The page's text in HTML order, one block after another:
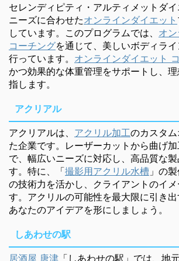
セレンディピティ・アルティメットダ
ニーズに合わせたオンラインダイエット
しています。このプログラムでは、 オ
コーチングを通じて、美しいボディラ
行っています。 オンラインダイエット
かつ効果的な体重管理をサポートし、
指します。
アクリアル
アクリアルは、 アクリル加工のカスタ
た企業です。レーザーカットから曲げ
で、幅広いニーズに対応し、高品質な
す。特に、「撮影用アクリル水槽 」の
の技術力を活かし、クライアントのイ
す。アクリルの可能性を最大限に引き出
あなたのアイデアを形にしましょう。
しあわせの駅
居酒屋 唐津 「しあわせの駅」では、地